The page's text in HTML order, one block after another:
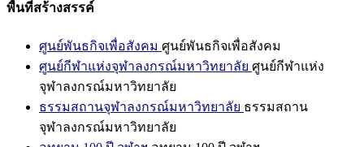
พื้นที่สร้างสรรค์
ศูนย์พันธกิจเพื่อสังคม ศูนย์พันธกิจเพื่อสังคม
ศูนย์กีฬาแห่งจุฬาลงกรณ์มหาวิทยาลัย ศูนย์กีฬาแห่ง
จุฬาลงกรณ์มหาวิทยาลัย
ธรรมสถานจุฬาลงกรณ์มหาวิทยาลัย ธรรมสถาน
จุฬาลงกรณ์มหาวิทยาลัย